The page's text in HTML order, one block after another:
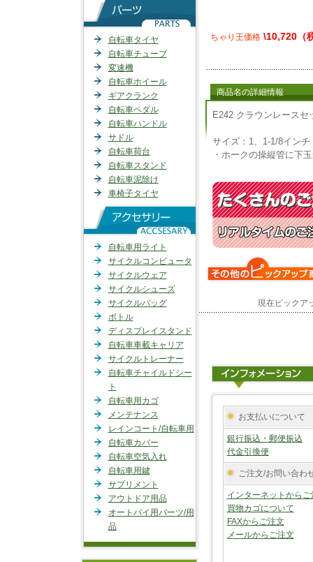
自転車タイヤ
自転車チューブ
変速機
自転車ホイール
ギアクランク
自転車ペダル
自転車ハンドル
サドル
自転車荷台
自転車スタンド
自転車泥除け
車椅子タイヤ
自転車用ライト
サイクルコンピュータ
サイクルウェア
サイクルシューズ
サイクルバッグ
ボトル
ディスプレイスタンド
自転車車載キャリア
サイクルトレーナー
自転車チャイルドシー
ト
自転車用カゴ
メンテナンス
レインコート/自転車用
自転車カバー
自転車空気入れ
自転車用鍵
サプリメント
アウトドア用品
オートバイ用パーツ/用
品
ちゃり王価格 \10,720（
商品名の詳細情報
E242 クラウンレースセ
サイズ：1、1-1/8インチ
・ホークの操縦管に下
現在ピックア
お支払いについて
銀行振込・郵便振込
代金引換便
ご注文/お問い合わ
インターネットからご
買物カゴについて
FAXからご注文
メールからご注文